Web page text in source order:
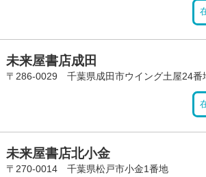
未来屋書店成田
〒286-0029 千葉県成田市ウイング土屋24番
未来屋書店北小金
〒270-0014 千葉県松戸市小金1番地